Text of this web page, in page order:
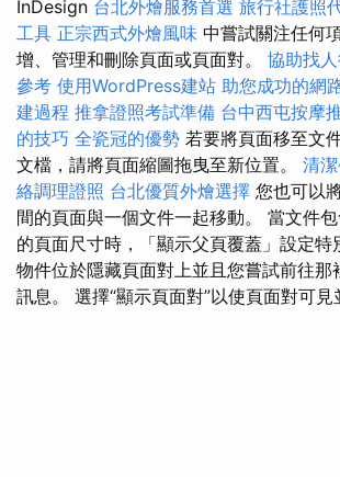
InDesign 台北外燴服務首選 旅行社護照
工具 正宗西式外燴風味 中嘗試關注任何
增、管理和刪除頁面或頁面對。 協助找
參考 使用WordPress建站 助您成功的網
建過程 推拿證照考試準備 台中西屯按摩
的技巧 全瓷冠的優勢 若要將頁面移至文
文檔，請將頁面縮圖拖曳至新位置。 清
絡調理證照 台北優質外燴選擇 您也可以
間的頁面與一個文件一起移動。 當文件
的頁面尺寸時，「顯示父頁覆蓋」設定特
物件位於隱藏頁面對上並且您嘗試前往那
訊息。 選擇“顯示頁面對”以使頁面對可見